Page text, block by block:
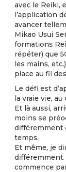
avec le Reiki,
l’application
avancer
Mikao Usui
formations
répéter) que
les mains,
place au fil
Le défi est
la vraie vie,
Et là aussi,
moins se
différemment
temps.
Et même, je
différemment.
commence